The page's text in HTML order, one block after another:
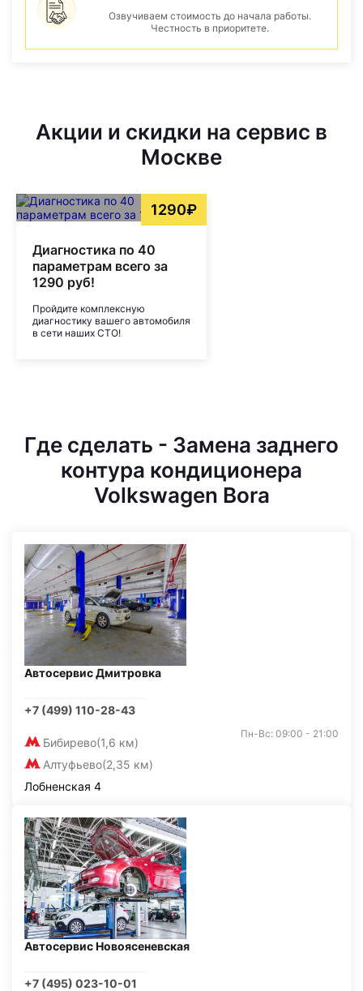
Озвучиваем стоимость до начала работы.
Честность в приоритете.
Акции и скидки на сервис в
Москве
1290₽
Диагностика по 40
параметрам всего за
1290 руб!
Пройдите комплексную
диагностику вашего автомобиля
в сети наших СТО!
Где сделать - Замена заднего
контура кондиционера
Volkswagen Bora
Автосервис Дмитровка
+7 (499) 110-28-43
Бибирево(1,6 км)
Алтуфьево(2,35 км)
Пн-Вс: 09:00 - 21:00
Лобненская 4
Автосервис Новоясеневская
+7 (495) 023-10-01